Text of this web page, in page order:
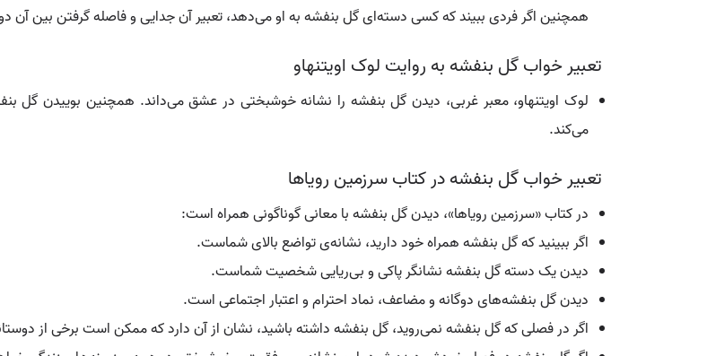
همچنین اگر فردی ببیند که کسی دسته‌ای گل بنفشه به او می‌دهد، تعبیر آن جدایی و فاصله گرفتن بین آن
تعبیر خواب گل بنفشه به روایت لوک اویتنهاو
لوک اویتنهاو، معبر غربی، دیدن گل بنفشه را نشانه خوشبختی در عشق می‌داند. همچنین بوییدن گل
می‌کند.
تعبیر خواب گل بنفشه در کتاب سرزمین رویاها
در کتاب «سرزمین رویاها»، دیدن گل بنفشه با معانی گوناگونی همراه است:
اگر ببینید که گل بنفشه همراه خود دارید، نشانه‌ی تواضع بالای شماست.
دیدن یک دسته گل بنفشه نشانگر پاکی و بی‌ریایی شخصیت شماست.
دیدن گل بنفشه‌های دوگانه و مضاعف، نماد احترام و اعتبار اجتماعی است.
اگر در فصلی که گل بنفشه نمی‌روید، گل بنفشه داشته باشید، نشان از آن دارد که ممکن است برخی از